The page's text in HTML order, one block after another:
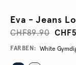
Eva - Jeans
CHF89.90
Promotions
Variations
FARBEN: White